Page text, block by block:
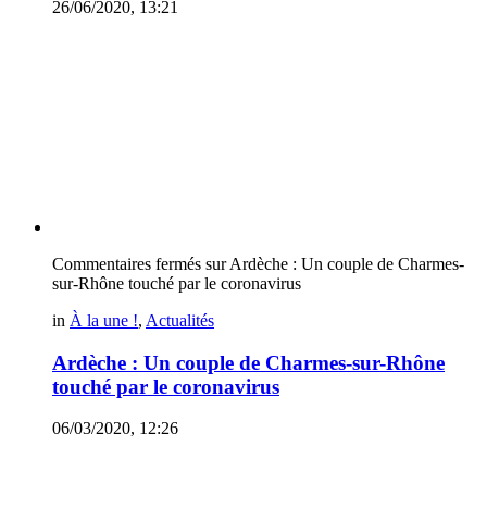
26/06/2020, 13:21
Commentaires fermés sur Ardèche : Un couple de Charmes-
sur-Rhône touché par le coronavirus
in À la une !, Actualités
Ardèche : Un couple de Charmes-sur-Rhône
touché par le coronavirus
06/03/2020, 12:26